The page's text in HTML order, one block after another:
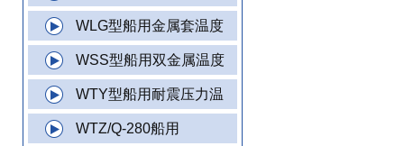
WLG型船用金属套温度
WSS型船用双金属温度
WTY型船用耐震压力温
WTZ/Q-280船用